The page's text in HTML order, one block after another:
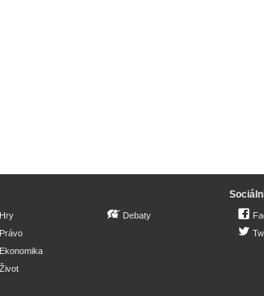
Hry
Právo
Ekonomika
Život
Debaty